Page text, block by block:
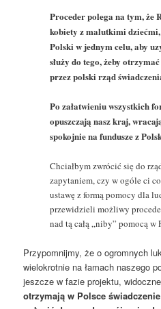
Proceder polega na tym, że
kobiety z malutkimi
Polski w jednym celu, aby
służy do tego, żeby
przez polski rząd
Po załatwieniu wszystkich
opuszczają nasz kraj,
spokojnie na fundusze z
Chciałbym zwrócić się do
zapytaniem, czy w ogóle ci
ustawę z formą pomocy dla
przewidzieli możliwy
nad tą całą „niby” pomocą w
Przypomnijmy, że o ogromnych
wielokrotnie na łamach naszego
jeszcze w fazie projektu,
otrzymają w Polsce